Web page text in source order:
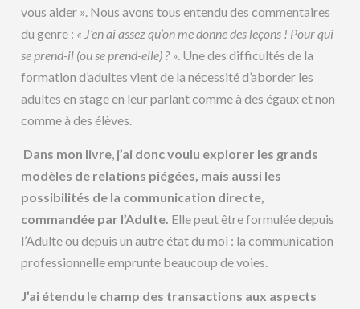
vous aider ». Nous avons tous entendu des commentaires
du genre : « J’en ai assez qu’on me donne des leçons ! Pour qui
se prend-il (ou se prend-elle) ?». Une des difficultés de la
formation d’adultes vient de la nécessité d’aborder les
adultes en stage en leur parlant comme à des égaux et non
comme à des élèves.
Dans mon livre, j’ai donc voulu explorer les grands
modèles de relations piégées, mais aussi les
possibilités de la communication directe,
commandée par l’Adulte. Elle peut être formulée depuis
l’Adulte ou depuis un autre état du moi : la communication
professionnelle emprunte beaucoup de voies.
J’ai étendu le champ des transactions aux aspects